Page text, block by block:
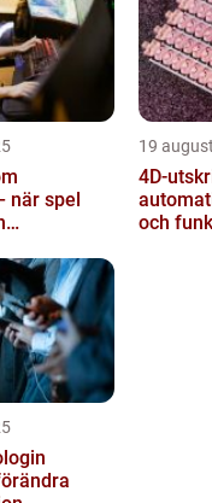
när spel
19
4D-
och